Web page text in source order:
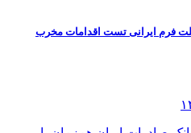
فرم ایرانی تست اقدامات مخرب